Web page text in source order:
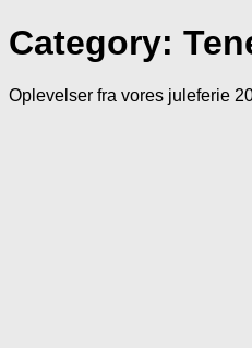
Category:
Oplevelser fra vores juleferie